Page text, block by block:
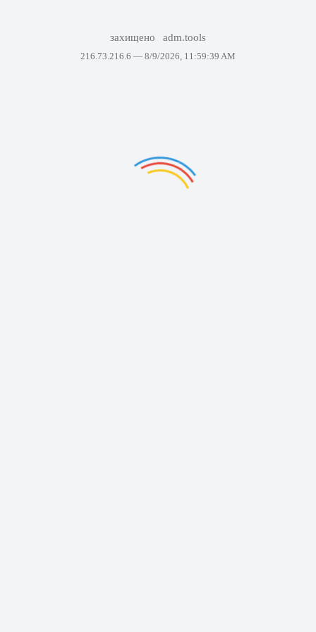
захищено adm.tools
216.73.216.6 — 8/9/2026, 11:59:39 AM